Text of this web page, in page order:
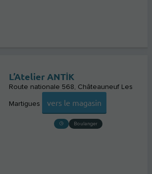
L’Atelier ANTİK
Route nationale 568 Châteauneuf Les
Martigues vers le magasin
Boulanger